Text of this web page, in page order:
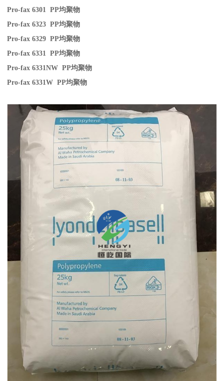
Pro-fax 6301 PP均聚物
Pro-fax 6323 PP均聚物
Pro-fax 6329 PP均聚物
Pro-fax 6331 PP均聚物
Pro-fax 6331NW PP均聚物
Pro-fax 6331W PP均聚物